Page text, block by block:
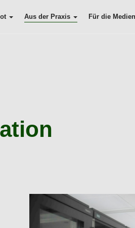
Aus der Praxis Für die